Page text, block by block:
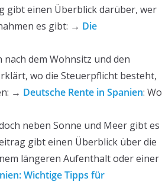
gibt einen Überblick darüber, wer
es gibt: → Die
nach dem Wohnsitz und den
wo die Steuerpflicht besteht,
→ Deutsche Rente in Spanien: Wo
neben Sonne und Meer gibt es
gibt einen Überblick über die
längeren Aufenthalt oder einer
Wichtige Tipps für